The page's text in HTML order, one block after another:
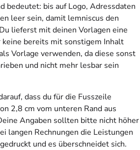
bedeutet: bis auf Logo, Adressdaten
leer sein, damit lemniscus den
lieferst mit deinen Vorlagen eine
bereits mit sonstigem Inhalt
Vorlage verwenden, da diese sonst
und nicht mehr lesbar sein
dass du für die Fusszeile
2,8 cm vom unteren Rand aus
Angaben sollten bitte nicht höher
langen Rechnungen die Leistungen
und es überschneidet sich.